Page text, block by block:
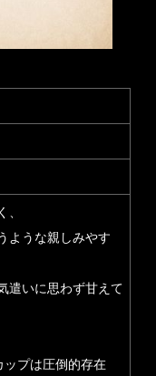
ような親しみやす
遣いに思わず甘えて
プは圧倒的存在